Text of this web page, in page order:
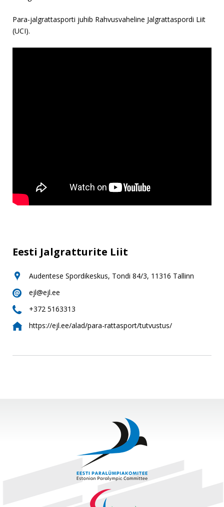
Para-jalgrattasporti juhib Rahvusvaheline Jalgrattaspordi Liit
(UCI).
Eesti Jalgratturite Liit
 Audentese Spordikeskus, Tondi 84/3, 11316 Tallinn
 ejl@ejl.ee
 +372 5163313
 https://ejl.ee/alad/para-rattasport/tutvustus/